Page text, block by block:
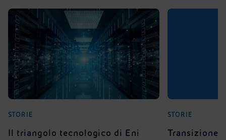
STORIE
Il triangolo tecnologico di Eni
STORIE
Transizione